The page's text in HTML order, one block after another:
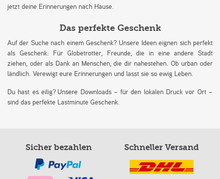
jetzt deine Erinnerungen nach Hause.
Das perfekte Geschenk
Auf der Suche nach einem Geschenk? Unsere Ideen eignen sich perfekt
als Geschenk: Für Globetrotter, Freunde, die in eine andere Stadt
ziehen, oder als Dank an Menschen, die dir nahestehen. Ob urban oder
ländlich. Verewigt eure Erinnerungen und lasst sie so ewig Leben.
Du hast es eilig? Unsere Downloads – für den lokalen Druck vor Ort –
sind das perfekte Lastminute Geschenk.
Sicher bezahlen Schneller Versand